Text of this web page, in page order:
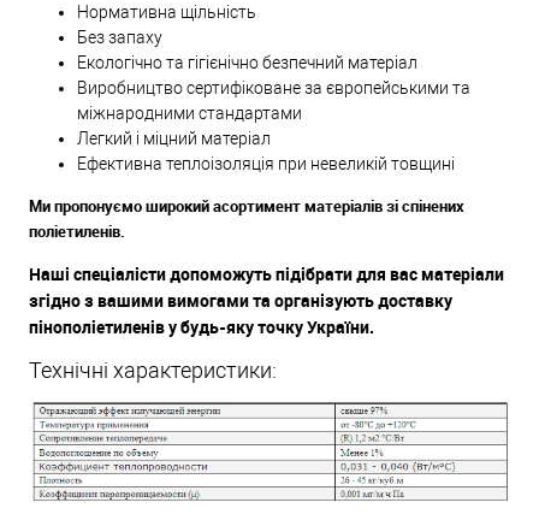
Нормативна щільність
Без запаху
Екологічно та гігієнічно безпечний матеріал
Виробництво сертифіковане за європейськими та
міжнародними стандартами
Легкий і міцний матеріал
Ефективна теплоізоляція при невеликій товщині
Ми пропонуємо широкий асортимент матеріалів зі спінених
поліетиленів.
Наші спеціалісти допоможуть підібрати для вас матеріали
згідно з вашими вимогами та організують доставку
пінополіетиленів у будь-яку точку України.
Технічні характеристики: